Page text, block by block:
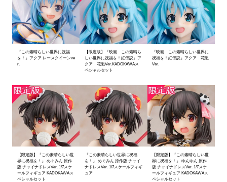
『この素晴らしい世界に祝福
を！』アクア レースクイーンve
r.
【限定版】『映画 この素晴ら
しい世界に祝福を！紅伝説』ア
クア 花魁Ver.KADOKAWAス
ペシャルセット
『映画 この素晴らしい世界に
祝福を！紅伝説』アクア 花魁
Ver.
【限定版】『この素晴らしい世
界に祝福を！』 めぐみん 原作
版 チャイナドレスVer. 1/7スケ
ールフィギュア KADOKAWAス
ペシャルセット
『この素晴らしい世界に祝福
を！』 めぐみん 原作版 チャイ
ナドレスVer. 1/7スケールフィギ
ュア
【限定版】『この素晴らしい世
界に祝福を！』 ゆんゆん 原作
版 チャイナドレスVer. 1/7スケ
ールフィギュア KADOKAWAス
ペシャルセット